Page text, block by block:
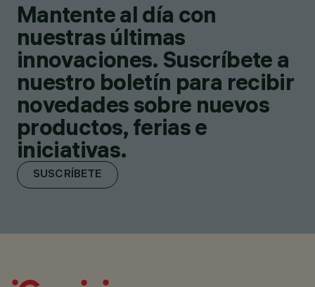
Mantente al día con
nuestras últimas
innovaciones. Suscríbete a
nuestro boletín para recibir
novedades sobre nuevos
productos, ferias e
iniciativas.
SUSCRÍBETE